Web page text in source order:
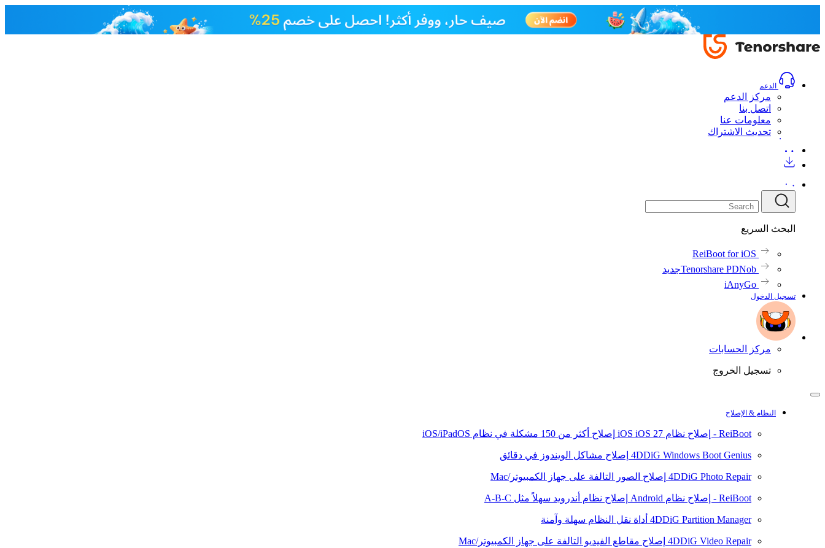
الدعم
مركز الدعم
اتصل بنا
معلومات عنا
تحديث الاشتراك
البحث السريع
ReiBoot for iOS
Tenorshare PDNobجديد
iAnyGo
تسجيل الدخول
مركز الحسابات
تسجيل الخروج
النظام & الإصلاح
ReiBoot - إصلاح نظام iOS iOS 27 إصلاح أكثر من 150 مشكلة في نظام iOS/iPadOS
4DDiG Windows Boot Genius إصلاح مشاكل الويندوز في دقائق
4DDiG Photo Repair إصلاح الصور التالفة على جهاز الكمبيوتر/Mac
ReiBoot - إصلاح نظام Android إصلاح نظام أندرويد سهلاً مثل A-B-C
4DDiG Partition Manager أداة نقل النظام سهلة وآمنة
4DDiG Video Repair إصلاح مقاطع الفيديو التالفة على جهاز الكمبيوتر/Mac